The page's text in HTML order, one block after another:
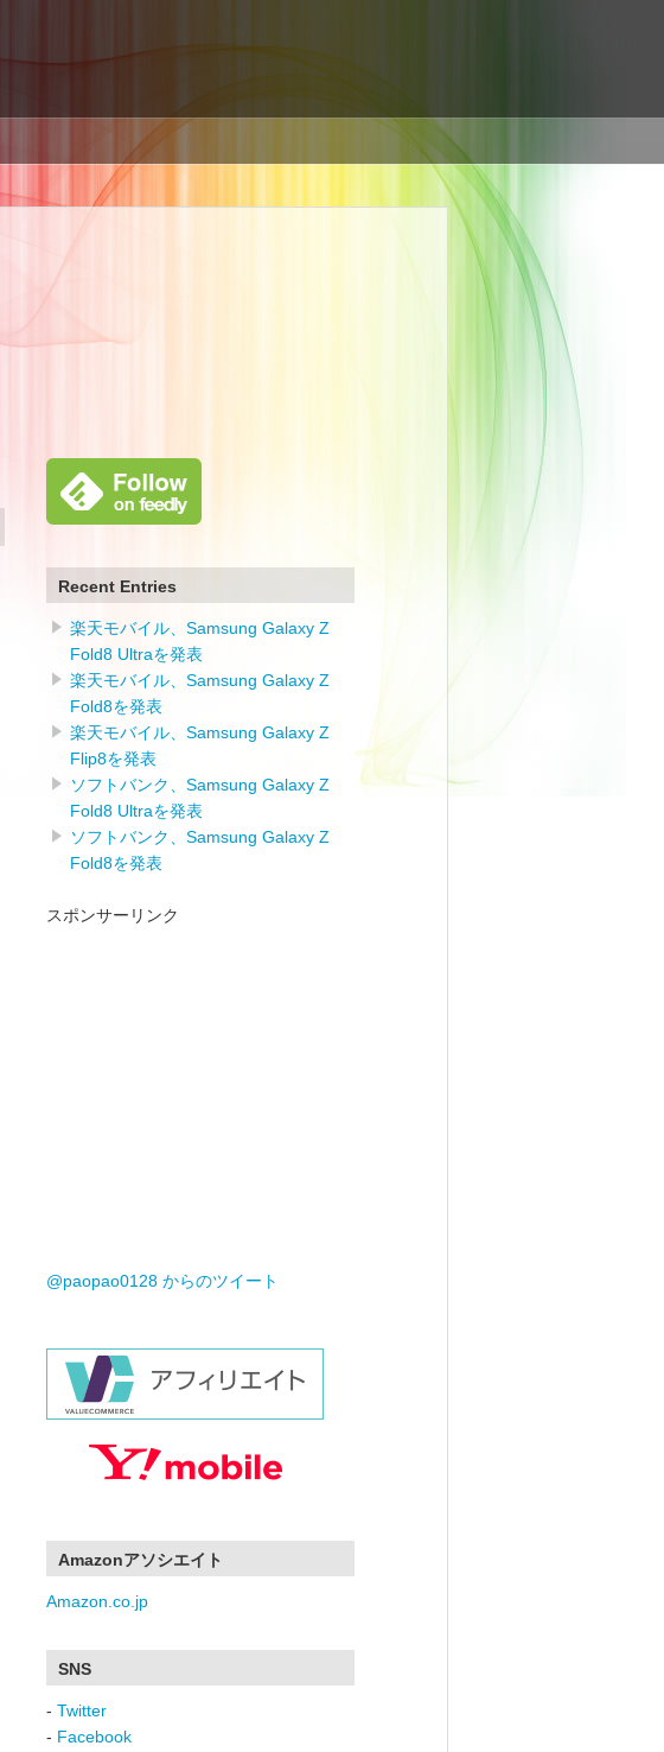
Recent Entries
楽天モバイル、Samsung Galaxy Z
Fold8 Ultraを発表
楽天モバイル、Samsung Galaxy Z
Fold8を発表
楽天モバイル、Samsung Galaxy Z
Flip8を発表
ソフトバンク、Samsung Galaxy Z
Fold8 Ultraを発表
ソフトバンク、Samsung Galaxy Z
Fold8を発表
スポンサーリンク
@paopao0128 からのツイート
Amazonアソシエイト
Amazon.co.jp
SNS
- Twitter
- Facebook